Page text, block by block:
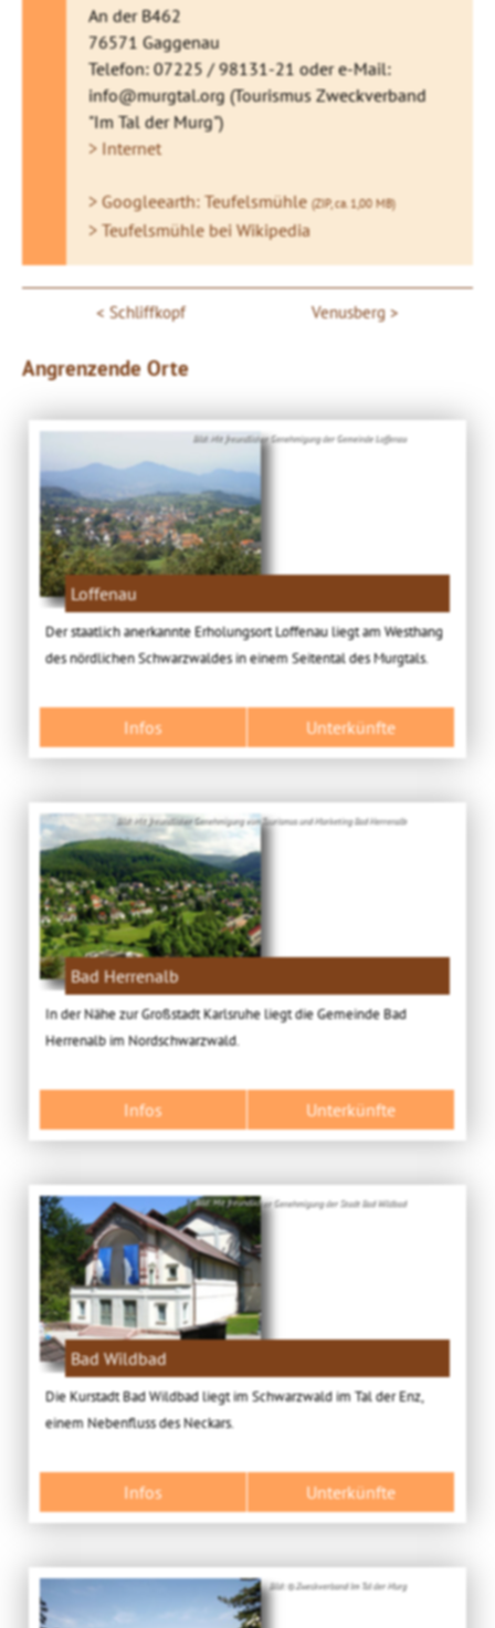
An der B462
76571 Gaggenau
Telefon: 07225 / 98131-21 oder e-Mail:
info@murgtal.org (Tourismus Zweckverband
"Im Tal der Murg")
> Internet
> Googleearth: Teufelsmühle (ZIP, ca. 1,00 MB)
> Teufelsmühle bei Wikipedia
Schliffkopf Venusberg
Angrenzende Orte
Bild: Mit freundlicher Genehmigung der Gemeinde Loffenau
Loffenau
Der staatlich anerkannte Erholungsort Loffenau liegt am Westhang
des nördlichen Schwarzwaldes in einem Seitental des Murgtals.
Infos Unterkünfte
Bild: Mit freundlicher Genehmigung von Tourismus und Marketing Bad Herrenalb
Bad Herrenalb
In der Nähe zur Großstadt Karlsruhe liegt die Gemeinde Bad
Herrenalb im Nordschwarzwald.
Infos Unterkünfte
Bild: Mit freundlicher Genehmigung der Stadt Bad Wildbad
Bad Wildbad
Die Kurstadt Bad Wildbad liegt im Schwarzwald im Tal der Enz,
einem Nebenfluss des Neckars.
Infos Unterkünfte
Bild: © Zweckverband Im Tal der Murg